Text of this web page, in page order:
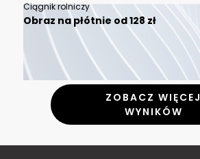
Ciągnik rolniczy
Obraz na płótnie od 128 zł
ZOBACZ WIĘCEJ
WYNIKÓW